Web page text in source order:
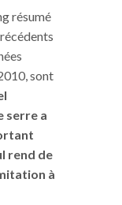
résumé
sont
serre a
rend de
à